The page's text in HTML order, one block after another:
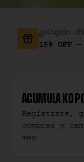
Cupón
15% OFF
Acumula Ko
Regístrate,
compras y
más